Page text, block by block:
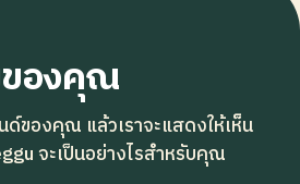
ของคุณ
ด์ของคุณ แล้วเราจะแสดงให้เห็น
จะเป็นอย่างไรสำหรับคุณ